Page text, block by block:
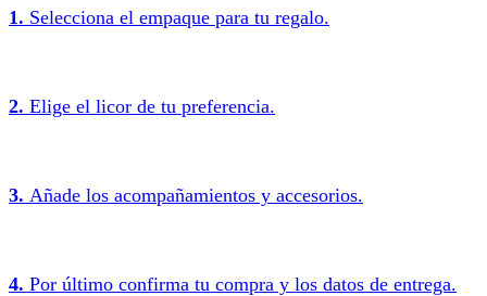
1. Selecciona el empaque para tu regalo.
2. Elige el licor de tu preferencia.
3. Añade los acompañamientos y accesorios.
4. Por último confirma tu compra y los datos de entrega.